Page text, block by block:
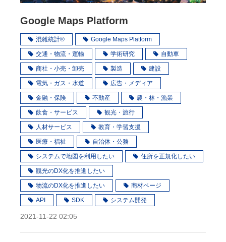
Google Maps Platform
混雑統計® Google Maps Platform
交通・物流・運輸 学術研究 自動車
商社・小売・卸売 製造 建設
電気・ガス・水道 広告・メディア
金融・保険 不動産 農・林・漁業
飲食・サービス 観光・旅行
人材サービス 教育・学習支援
医療・福祉 自治体・公務
システムで地図を利用したい 住所を正規化したい
観光のDX化を推進したい
物流のDX化を推進したい 商材ページ
API SDK システム開発
2021-11-22 02:05